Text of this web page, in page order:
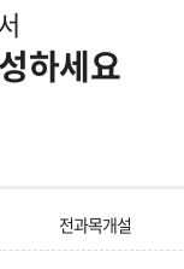
하세요
전과목개설